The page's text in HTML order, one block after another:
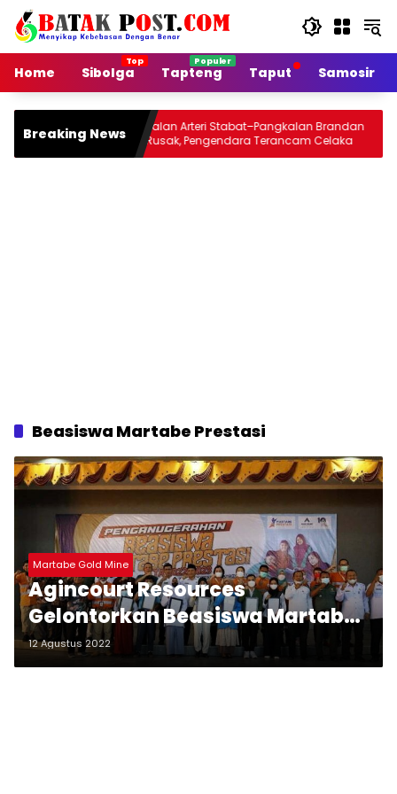
Langsung
konten
Home
Sibolga Tapteng Taput Samosir
Breaking NewsJalan Arteri Stabat–Pangkalan Brandan
Rusak, Pengendara Terancam Celaka
Beasiswa Martabe Prestasi
Martabe Gold Mine
Agincourt Resources
Gelontorkan Beasiswa Martabe
Prestasi Rp 1,87 Miliar
12 Agustus 2022